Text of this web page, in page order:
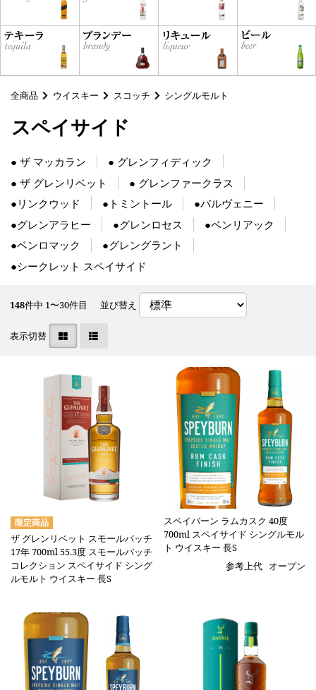
全商品 ウイスキー スコッチ シングルモルト
スペイサイド
● ザ マッカラン
● グレンフィディック
● ザ グレンリベット
● グレンファークラス
●リンクウッド
●トミントール
●バルヴェニー
●グレンアラヒー
●グレンロセス
●ベンリアック
●ベンロマック
●グレングラント
●シークレット スペイサイド
148件中 1〜30件目 並び替え
表示切替
ザ グレンリベット スモールバッチ
17年 700ml 55.3度 スモールバッチ
コレクション スペイサイド シング
ルモルト ウイスキー 長S
スペイバーン ラムカスク 40度
700ml スペイサイド シングルモル
ト ウイスキー 長S
参考上代 オープン